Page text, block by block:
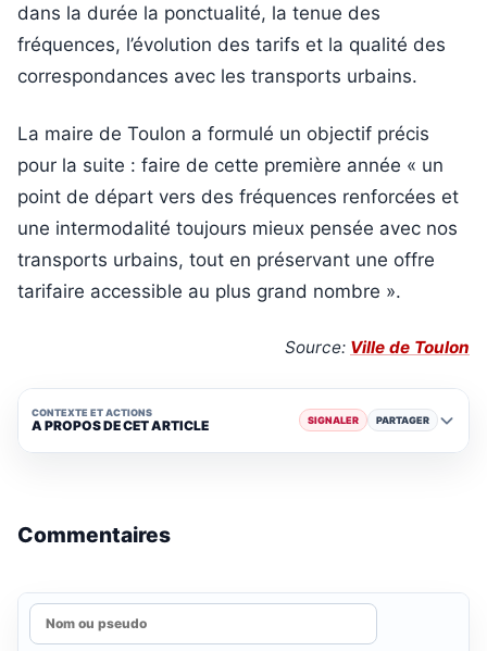
dans la durée la ponctualité, la tenue des
fréquences, l’évolution des tarifs et la qualité des
correspondances avec les transports urbains.
La maire de Toulon a formulé un objectif précis
pour la suite : faire de cette première année « un
point de départ vers des fréquences renforcées et
une intermodalité toujours mieux pensée avec nos
transports urbains, tout en préservant une offre
tarifaire accessible au plus grand nombre ».
Source: Ville de Toulon
CONTEXTE ET ACTIONS
A PROPOS DE CET ARTICLE SIGNALER PARTAGER
Commentaires